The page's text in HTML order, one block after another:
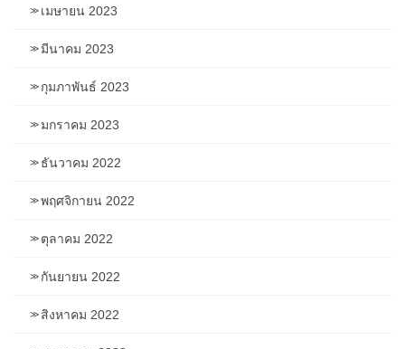
เมษายน 2023
มีนาคม 2023
กุมภาพันธ์ 2023
มกราคม 2023
ธันวาคม 2022
พฤศจิกายน 2022
ตุลาคม 2022
กันยายน 2022
สิงหาคม 2022